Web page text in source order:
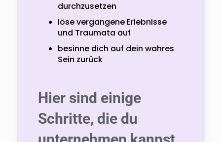
durchzusetzen
löse vergangene Erlebnisse
und Traumata auf
besinne dich auf dein wahres
Sein zurück
Hier sind einige
Schritte, die du